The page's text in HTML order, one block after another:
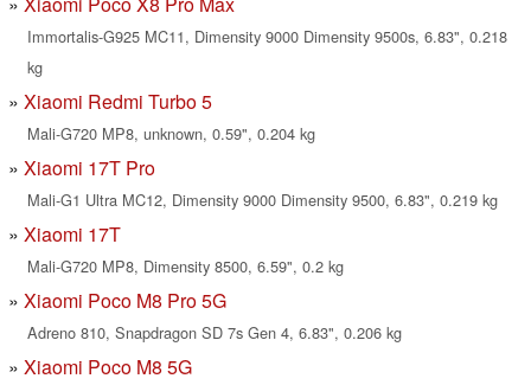
Immortalis-G925 MC11, Dimensity 9000 Dimensity 9500s, 6.83", 0.218
kg
Xiaomi Redmi Turbo 5
Mali-G720 MP8, unknown, 0.59", 0.204 kg
Xiaomi 17T Pro
Mali-G1 Ultra MC12, Dimensity 9000 Dimensity 9500, 6.83", 0.219 kg
Xiaomi 17T
Mali-G720 MP8, Dimensity 8500, 6.59", 0.2 kg
Xiaomi Poco M8 Pro 5G
Adreno 810, Snapdragon SD 7s Gen 4, 6.83", 0.206 kg
Xiaomi Poco M8 5G